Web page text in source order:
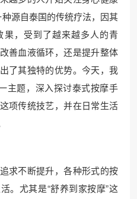
源自泰国的传统疗法，因其
，受到了越来越多人的青
善血液循环，还是提升整体
了其独特的优势。今天，我
主题，深入探讨泰式按摩手
项传统技艺，并在日常生活
求不断提升，各种形式的按
。尤其是“舒养到家按摩”这